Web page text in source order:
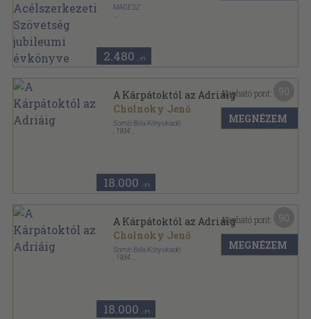
MAGÉSZ
2.480 ,-Ft
A Kárpátoktól az Adriáig
Cholnoky Jenő
Somló Béla Könyvkiadó
1934
18.000 ,-Ft
Kapható pont:
MEGNÉZEM
A Kárpátoktól az Adriáig
Cholnoky Jenő
Somló Béla Könyvkiadó
1934
18.000 ,-Ft
Kapható pont:
MEGNÉZEM